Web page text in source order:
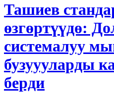
Ташиев
өзгөртүүдө:
системалуу
бузуууларды
берди